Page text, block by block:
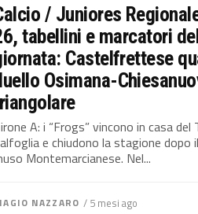
/ Juniores
tabellini e marcatori
Castelfrettese
Osimana-
A: i “Frogs” vincono in casa del
e chiudono la stagione dopo
Montemarcianese. Nel...
NAZZARO / 5 mesi ago